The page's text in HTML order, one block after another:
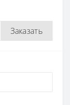
Заказать